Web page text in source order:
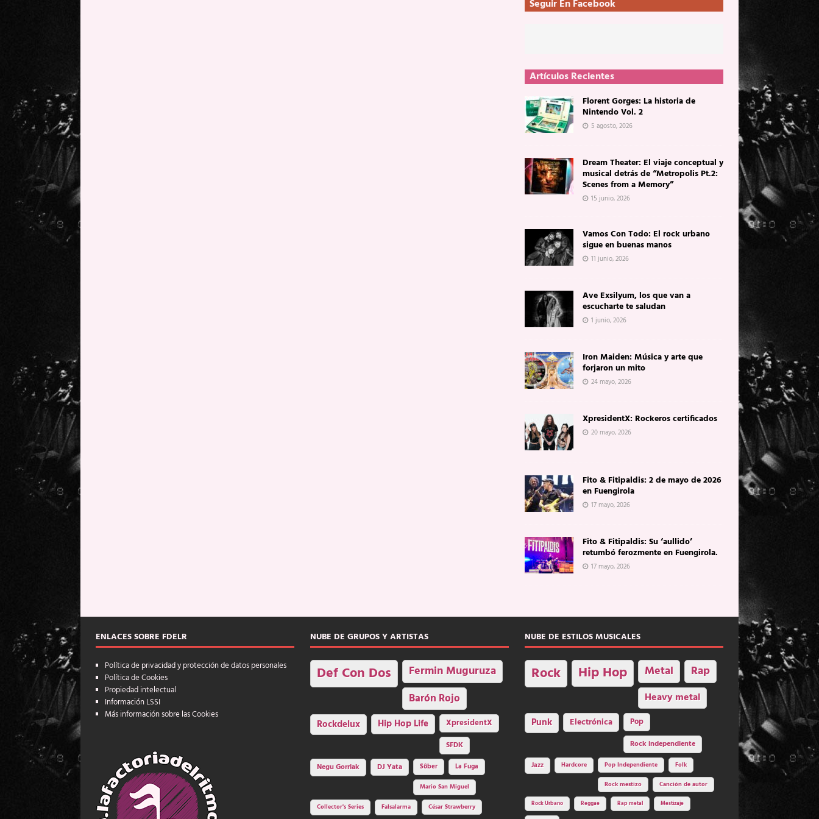
Seguir En Facebook
Artículos Recientes
Florent Gorges: La historia de
Nintendo Vol. 2
5 agosto, 2026
Dream Theater: El viaje conceptual y
musical detrás de “Metropolis Pt.2:
Scenes from a Memory”
15 junio, 2026
Vamos Con Todo: El rock urbano
sigue en buenas manos
11 junio, 2026
Ave Exsilyum, los que van a
escucharte te saludan
1 junio, 2026
Iron Maiden: Música y arte que
forjaron un mito
24 mayo, 2026
XpresidentX: Rockeros certificados
20 mayo, 2026
Fito & Fitipaldis: 2 de mayo de 2026
en Fuengirola
17 mayo, 2026
Fito & Fitipaldis: Su ‘aullido’
retumbó ferozmente en Fuengirola.
17 mayo, 2026
ENLACES SOBRE FDELR
Política de privacidad y protección de datos personales
Política de Cookies
Propiedad intelectual
Información LSSI
Más información sobre las Cookies
NUBE DE GRUPOS Y ARTISTAS
Def Con Dos Fermin Muguruza
Barón Rojo
Rockdelux Hip Hop Life
XpresidentX
SFDK
Negu Gorriak
DJ Yata Sôber
La Fuga
Mario San Miguel
Collector's Series
Falsalarma César Strawberry
NUBE DE ESTILOS MUSICALES
Rock Hip Hop Metal Rap
Heavy metal
Punk Electrónica
Pop
Rock independiente
Jazz Hardcore Pop Independiente Folk
Rock mestizo Canción de autor
Rock Urbano Reggae Rap metal Mestizaje